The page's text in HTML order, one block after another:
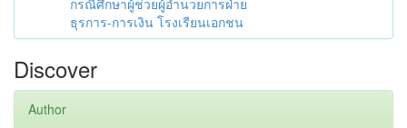
กรณีศึกษาผู้ช่วยผู้อำนวยการฝ่าย
ธุรการ-การเงิน โรงเรียนเอกชน
Discover
Author